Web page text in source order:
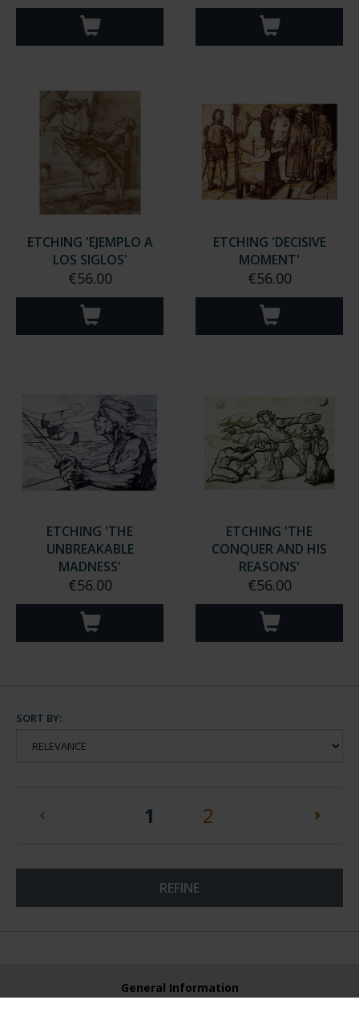
ETCHING 'EJEMPLO A
LOS SIGLOS'
€56.00
ETCHING 'DECISIVE
MOMENT'
€56.00
ETCHING 'THE
UNBREAKABLE
MADNESS'
€56.00
ETCHING 'THE
CONQUER AND HIS
REASONS'
€56.00
SORT BY:
1 (current)
2
REFINE
General Information